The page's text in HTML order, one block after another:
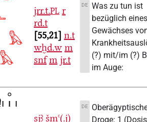
jrr.t.PL r
rd.t
55,21 n.t
wḫd.w m
snf m jr.t
DE Was zu tun ist
bezüglich
Gewächses
(?) mit/im (?)
im Auge:
sjꜣ šmꜥ(.j)
DE
Droge: 1